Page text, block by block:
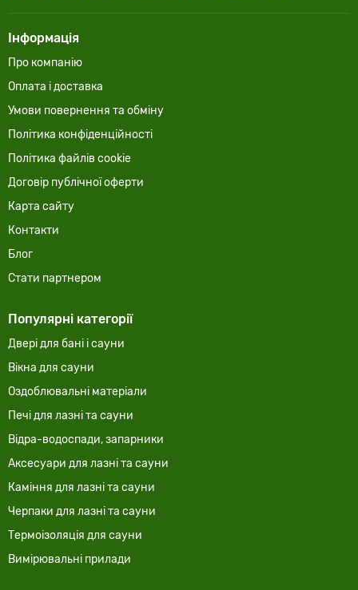
Інформація
Про компанію
Оплата і доставка
Умови повернення та обміну
Політика конфіденційності
Політика файлів cookie
Договір публічної оферти
Карта сайту
Контакти
Блог
Стати партнером
Популярні категорії
Двері для бані і сауни
Вікна для сауни
Оздоблювальні матеріали
Печі для лазні та сауни
Відра-водоспади, запарники
Аксесуари для лазні та сауни
Каміння для лазні та сауни
Черпаки для лазні та сауни
Термоізоляція для сауни
Вимірювальні прилади